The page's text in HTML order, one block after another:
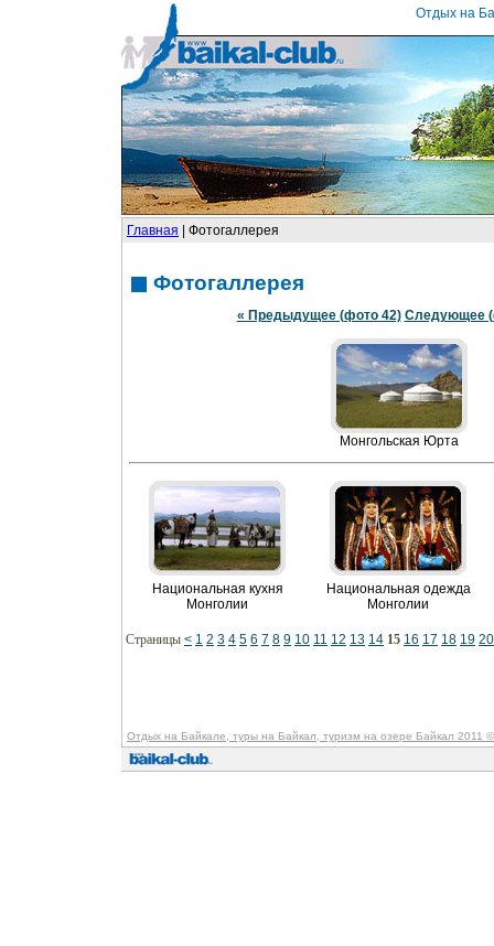
Отдых на
Главная | Фотогаллерея
Фотогаллерея
« Предыдущее (фото 42) Следующее
Монгольская Юрта
Национальная кухня
Монголии
Национальная одежда
Монголии
Страницы < 1 2 3 4 5 6 7 8 9 10 11 12 13 14 15 16 17 18 19 20
Отдых на Байкале, туры на Байкал, туризм на озере Байкал 2011